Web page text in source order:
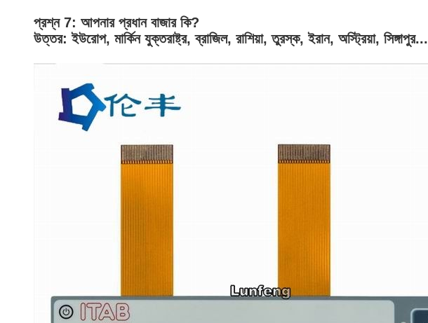
প্রশ্ন 7: আপনার প্রধান বাজার কি?
উত্তর: ইউরোপ, মার্কিন যুক্তরাষ্ট্র, ব্রাজিল, রাশিয়া, তুরস্ক, ইরান, অস্ট্রিয়া, সিঙ্গাপুর...